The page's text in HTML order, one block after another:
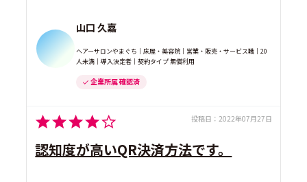
山口 久嘉
ヘアーサロンやまぐち｜床屋・美容院｜営業・販売・サービス職｜20
人未満｜導入決定者｜契約タイプ 無償利用
企業所属 確認済
投稿日： 2022年07月27日
認知度が高いQR決済方法です。